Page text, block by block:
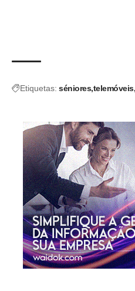
Etiquetas: séniores telemóveis